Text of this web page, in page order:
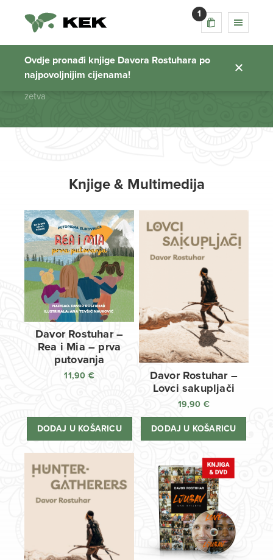
1
Ovdje pronađi knjige Davora Rostuhara po
najpovoljnijim cijenama!
zetva
Početna stranica
zetva
Knjige & Multimedija
Davor Rostuhar –
Rea i Mia – prva
putovanja
11,90 €
DODAJ U KOŠARICU
Davor Rostuhar –
Lovci sakupljači
19,90 €
DODAJ U KOŠARICU